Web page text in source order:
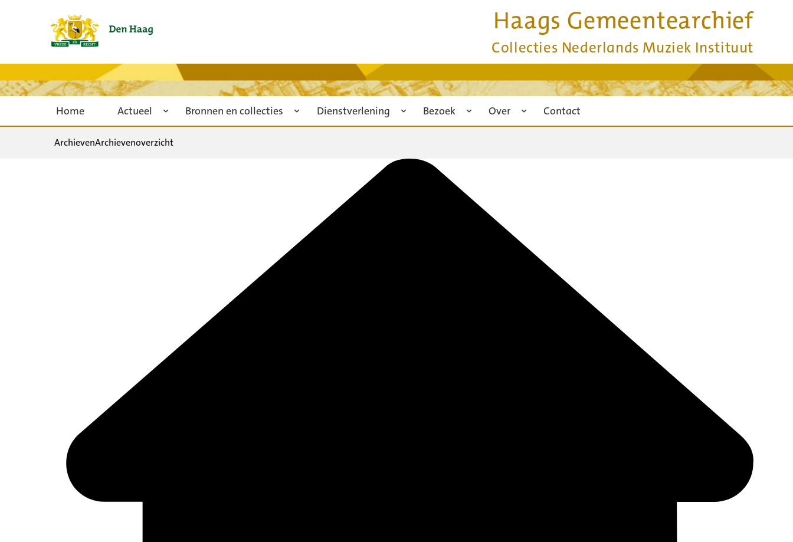
Haags Gemeentearchief
Collecties Nederlands Muziek Instituut
Home Actueel Bronnen en collecties Dienstverlening Bezoek Over Contact
ArchievenArchievenoverzicht